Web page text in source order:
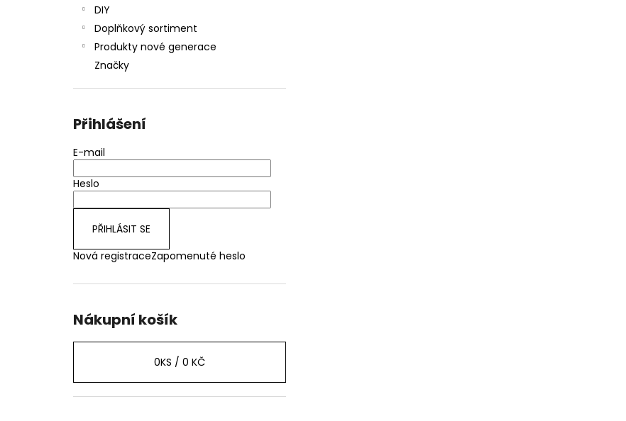
DIY
Doplňkový sortiment
Produkty nové generace
Značky
Přihlášení
E-mail
Heslo
PŘIHLÁSIT SE
Nová registraceZapomenuté heslo
Nákupní košík
0KS / 0 KČ